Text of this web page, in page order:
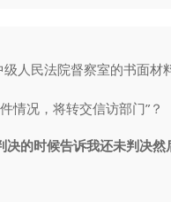
人民法院督察室的书面材料
情况，将转交信访部门”？
决的时候告诉我还未判决然